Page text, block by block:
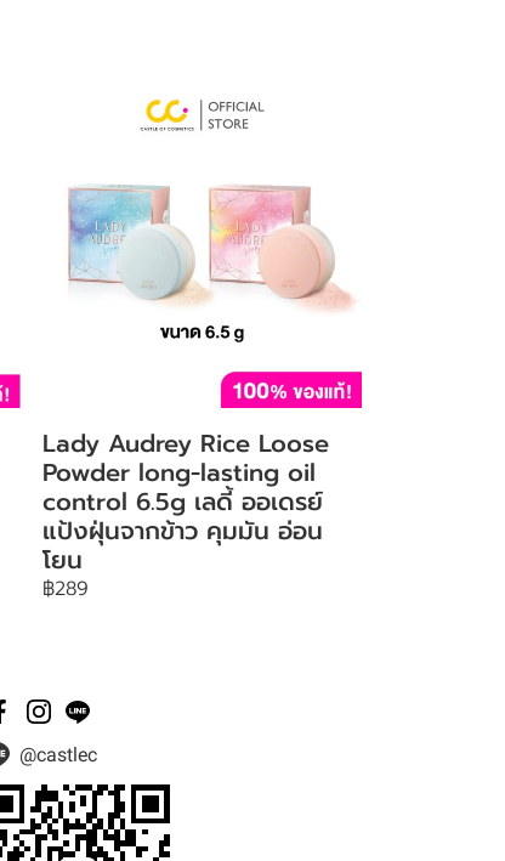
Lady Audrey Rice Loose
Powder long-lasting oil
control 6.5g เลดี้ ออเดรย์
แป้งฝุ่นจากข้าว คุมมัน อ่อน
โยน
฿289
@castlec